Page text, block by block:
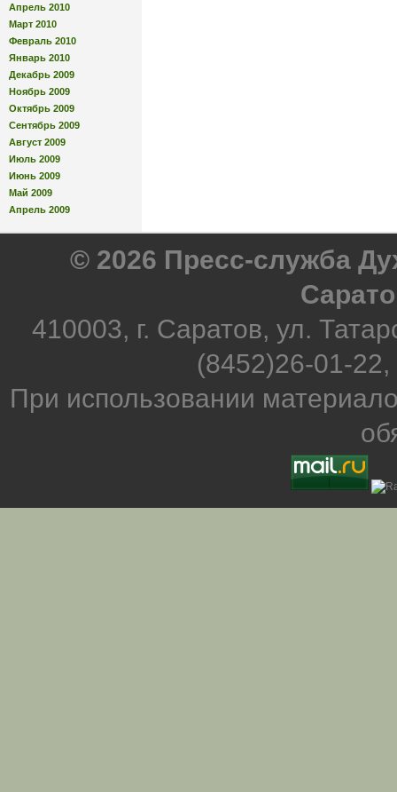
Апрель 2010
Март 2010
Февраль 2010
Январь 2010
Декабрь 2009
Ноябрь 2009
Октябрь 2009
Сентябрь 2009
Август 2009
Июль 2009
Июнь 2009
Май 2009
Апрель 2009
© 2026 Пресс-служба
410003, г. Саратов, ул.
(8452)26-01-
При использовании